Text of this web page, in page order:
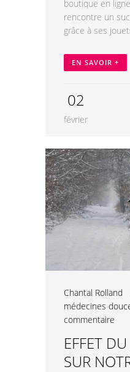
boutique en
rencontre un
grâce à ses
EN SAVOIR +
02
février
Chantal Rolland
médecines
commentaire
EFFET
SUR